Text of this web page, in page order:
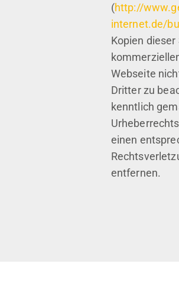
(http://
internet.de/
Kopien
Webseite
Dritter zu
kenntlich
einen
entfernen.